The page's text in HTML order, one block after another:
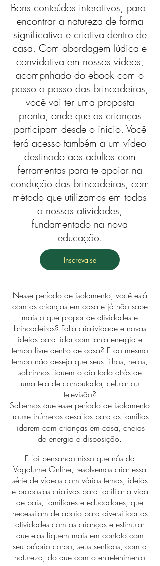
Bons conteúdos interativos, para
encontrar a natureza de forma
significativa e criativa dentro de
casa. Com abordagem lúdica e
convidativa em nossos vídeos,
acompnhado do ebook com o
passo a passo das brincadeiras,
você vai ter uma proposta
pronta, onde que as crianças
participam desde o ínicio. Você
terá acesso também a um vídeo
destinado aos adultos com
ferramentas para te apoiar na
condução das brincadeiras, com
método que utilizamos em todas
a nossas atividades,
fundamentado na nova
educação.
Inscreva-se
Nesse período de isolamento, você está
com as crianças em casa e já não sabe
mais o que propor de atividades e
brincadeiras? Falta criatividade e novas
ideias para lidar com tanta energia e
tempo livre dentro de casa? E ao mesmo
tempo não deseja que seus filhos, netos,
sobrinhos fiquem o dia todo atrás de
uma tela de computador, celular ou
televisão?
Sabemos que esse período de isolamento
trouxe inúmeros desafios para as famílias
lidarem com crianças em casa, cheias
de energia e disposição.
E foi pensando nisso que nós da
Vagalume Online, resolvemos criar essa
série de vídeos com vários temas, ideias
e propostas criativas para facilitar a vida
de pais, familiares e educadores, que
necessitam de apoio para diversificar as
atividades com as crianças e estimular
que elas fiquem mais em contato com
seu próprio corpo, seus sentidos, com a
natureza, do que com o entretenimento